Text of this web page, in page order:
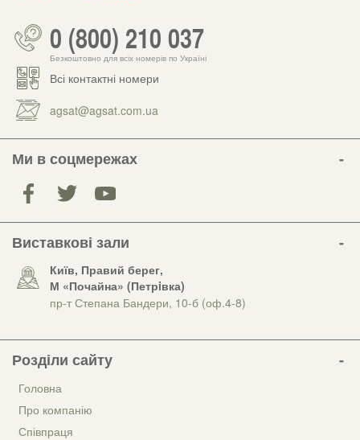
0 (800) 210 037
Безкоштовно для всіх номерів по Україні
Всі контактні номери
agsat@agsat.com.ua
Ми в соцмережах
Виставкові зали
Київ, Правий берег,
М «Почайна» (Петрiвка)
пр-т Степана Бандери, 10-б (оф.4-8)
Розділи сайту
Головна
Про компанію
Співпраця